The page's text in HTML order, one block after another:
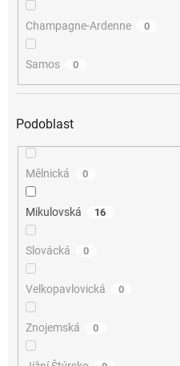
Champagne-Ardenne 0
Samos 0
Podoblast
Mělnická 0
Mikulovská 16
Slovácká 0
Velkopavlovická 0
Znojemská 0